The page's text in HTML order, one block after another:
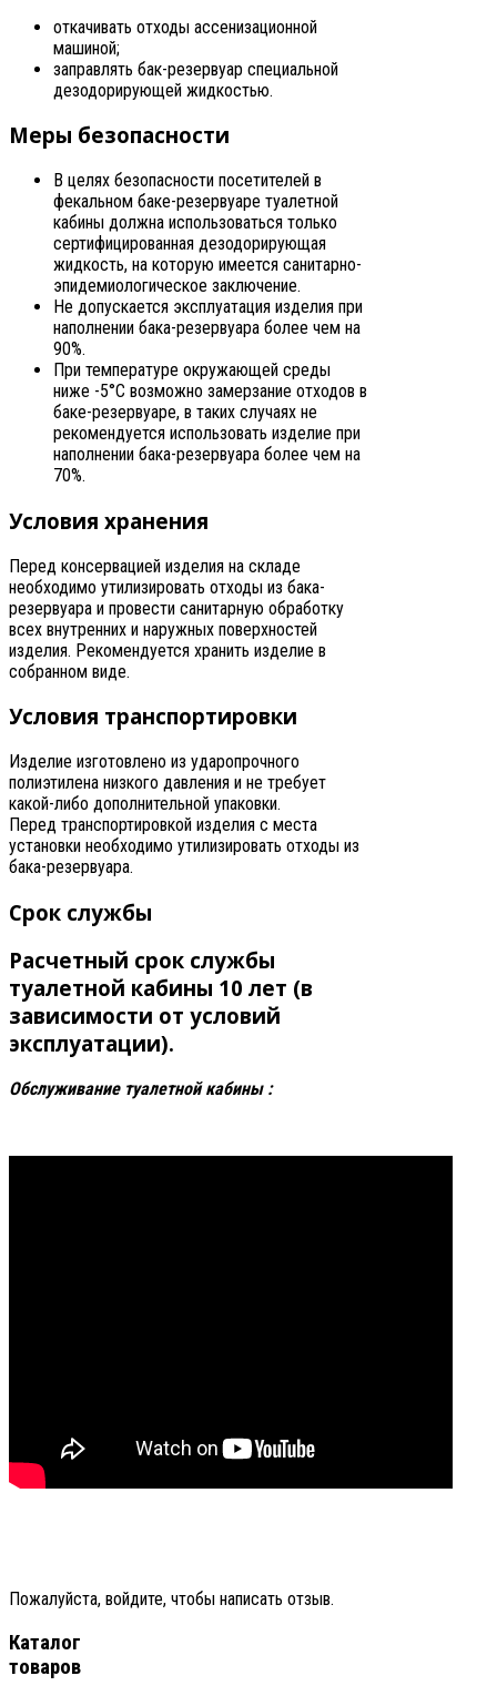
откачивать отходы ассенизационной
машиной;
заправлять бак-резервуар специальной
дезодорирующей жидкостью.
Меры безопасности
В целях безопасности посетителей в
фекальном баке-резервуаре туалетной
кабины должна использоваться только
сертифицированная дезодорирующая
жидкость, на которую имеется санитарно-
эпидемиологическое заключение.
Не допускается эксплуатация изделия при
наполнении бака-резервуара более чем на
90%.
При температуре окружающей среды
ниже -5°С возможно замерзание отходов в
баке-резервуаре, в таких случаях не
рекомендуется использовать изделие при
наполнении бака-резервуара более чем на
70%.
Условия хранения
Перед консервацией изделия на складе
необходимо утилизировать отходы из бака-
резервуара и провести санитарную обработку
всех внутренних и наружных поверхностей
изделия. Рекомендуется хранить изделие в
собранном виде.
Условия транспортировки
Изделие изготовлено из ударопрочного
полиэтилена низкого давления и не требует
какой-либо дополнительной упаковки.
Перед транспортировкой изделия с места
установки необходимо утилизировать отходы из
бака-резервуара.
Срок службы
Расчетный срок службы
туалетной кабины 10 лет (в
зависимости от условий
эксплуатации).
Обслуживание туалетной кабины :
Пожалуйста, войдите, чтобы написать отзыв.
Каталог
товаров